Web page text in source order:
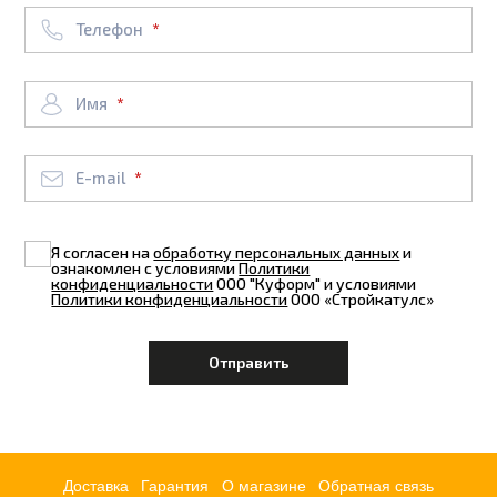
Телефон
Имя
E-mail
Я согласен наобработку персональных данныхи
ознакомлен с условиямиПолитики
конфиденциальностиООО "Куформ" и условиями
Политики конфиденциальностиООО «Стройкатулс»
Доставка Гарантия О магазине Обратная связь